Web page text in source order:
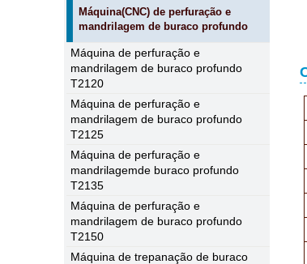
Máquina(CNC) de perfuração e
mandrilagem de buraco profundo
Máquina de perfuração e
mandrilagem de buraco profundo
T2120
Máquina de perfuração e
mandrilagem de buraco profundo
T2125
Máquina de perfuração e
mandrilagemde buraco profundo
T2135
Máquina de perfuração e
mandrilagem de buraco profundo
T2150
Máquina de trepanação de buraco